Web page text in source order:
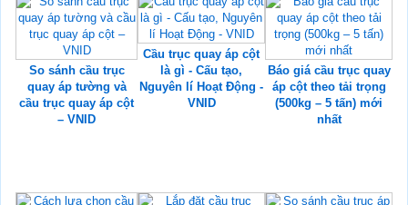
So sánh cầu trục
quay áp tường và
cầu trục quay áp cột
– VNID
Cầu trục quay áp cột
là gì - Cấu tạo,
Nguyên lí Hoạt Động -
VNID
Báo giá cầu trục quay
áp cột theo tải trọng
(500kg – 5 tấn) mới
nhất